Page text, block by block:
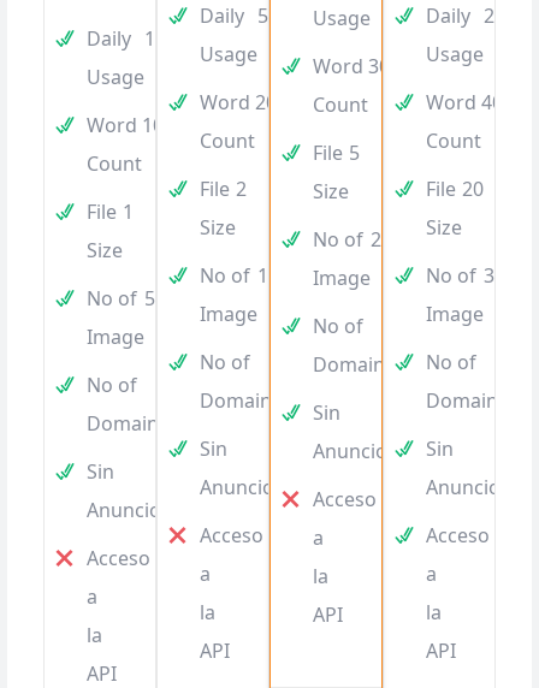
Daily
Usage
10
Word
Count
1000
File
Size
1
No of
Image
5
No of
Domain
Sin
Anuncios
Acceso
a
la
API
Daily
Usage
50
Word
Count
2000
File
Size
2
No of
Image
10
No of
Domain
Sin
Anuncios
Acceso
a
la
API
Usage
Word
Count
3000
File
Size
5
No of
Image
20
No of
Domain
Sin
Anuncios
Acceso
a
la
API
Daily
Usage
250
Word
Count
4000
File
Size
20
No of
Image
30
No of
Domain
Sin
Anuncios
Acceso
a
la
API